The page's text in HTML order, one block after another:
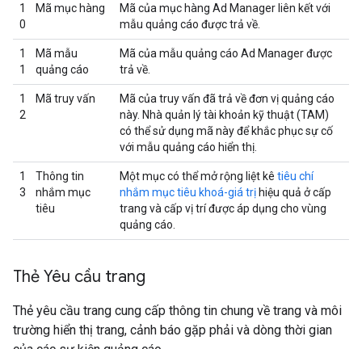
1
0
Mã mục hàng
Mã của mục hàng Ad Manager liên kết với
mẫu quảng cáo được trả về.
1
1
Mã mẫu
quảng cáo
Mã của mẫu quảng cáo Ad Manager được
trả về.
1
2
Mã truy vấn
Mã của truy vấn đã trả về đơn vị quảng cáo
này. Nhà quản lý tài khoản kỹ thuật (TAM)
có thể sử dụng mã này để khắc phục sự cố
với mẫu quảng cáo hiển thị.
1
3
Thông tin
nhắm mục
tiêu
Một mục có thể mở rộng liệt kê tiêu chí
nhắm mục tiêu khoá-giá trị hiệu quả ở cấp
trang và cấp vị trí được áp dụng cho vùng
quảng cáo.
Thẻ Yêu cầu trang
Thẻ yêu cầu trang cung cấp thông tin chung về trang và môi
trường hiển thị trang, cảnh báo gặp phải và dòng thời gian